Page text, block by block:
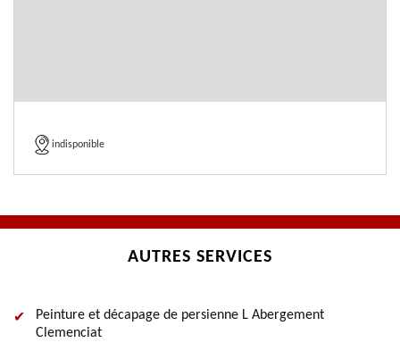
indisponible
AUTRES SERVICES
Peinture et décapage de persienne L Abergement
Clemenciat